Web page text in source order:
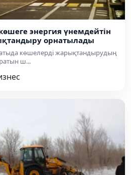
энергия үнемдейтін
орнатылады
көшелерді жарықтандырудың
ш...